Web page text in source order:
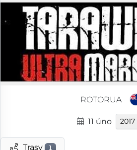
ROTORUA
11 úno 2017
Trasy 1